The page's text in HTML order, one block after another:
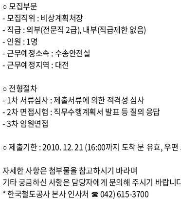
○ 모집부문
- 모집직위 : 비상계획처장
- 직급 : 외부(전문직 2급), 내부(직급제한 없음)
- 인원 : 1명
- 근무예정소속 : 수송안전실
- 근무예정지역 : 대전
○ 전형절차
- 1차 서류심사 : 제출서류에 의한 적격성 심사
- 2차 면접시험 : 직무수행계획서 발표 등 질의 응답
- 3차 임원면접
○ 제출기한 : 2010. 12. 21 (16:00까지 도착 분 유효, 우편
자세한 사항은 첨부물을 참고하시기 바라며
기타 궁금하신 사항은 담당자에게 문의해 주시기 바랍니
* 한국철도공사 본사 인사처 ☎ 042) 615-3700